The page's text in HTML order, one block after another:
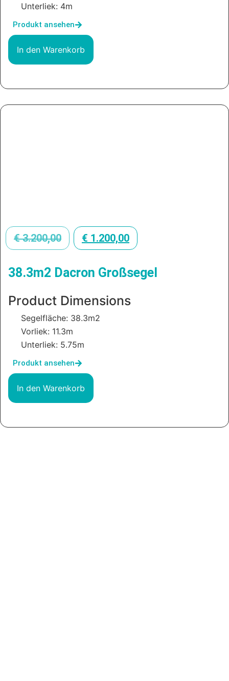
Unterliek: 4m
Produkt ansehen
In den Warenkorb
€3.200,00 € 1.200,00
38.3m2 Dacron Großsegel
Product Dimensions
Segelfläche: 38.3m2
Vorliek: 11.3m
Unterliek: 5.75m
Produkt ansehen
In den Warenkorb